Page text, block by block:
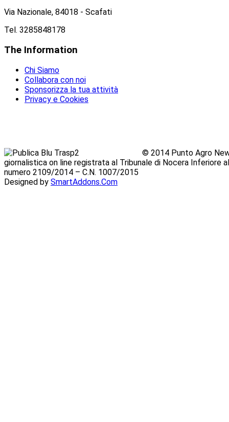
Via Nazionale, 84018 - Scafati
Tel. 3285848178
The Information
Chi Siamo
Collabora con noi
Sponsorizza la tua attività
Privacy e Cookies
© 2014 Punto Agro
giornalistica on line registrata al Tribunale di Nocera Inferiore
numero 2109/2014 – C.N. 1007/2015
Designed by SmartAddons.Com